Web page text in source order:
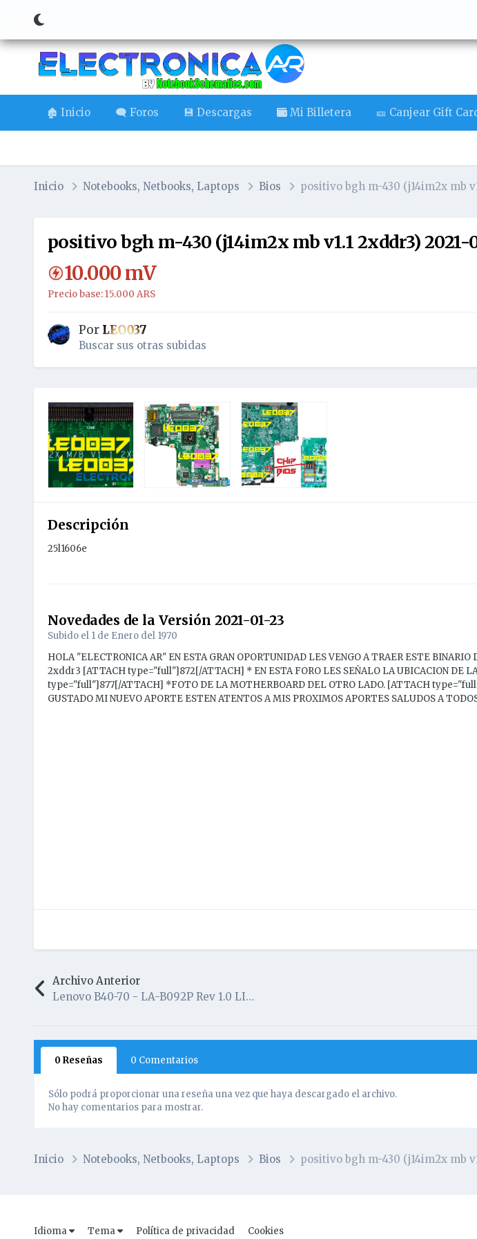
🏚️ Inicio 🗨️ Foros 💾 Descargas Mi Billetera 🎫 Canjear Gift
Inicio Notebooks, Netbooks, Laptops Bios positivo bgh m-430 (j14im2x mb
positivo bgh m-430 (j14im2x mb v1.1 2xddr3) 2021-
10.000mV
Precio base: 15.000 ARS
Por LEO037
Buscar sus otras subidas
Descripción
25l1606e
Novedades de la Versión 2021-01-23
Subido el 1 de Enero del 1970
HOLA "ELECTRONICA AR" EN ESTA GRAN OPORTUNIDAD LES VENGO A TRAER ESTE
2xddr3 [ATTACH type="full"]872[/ATTACH] * EN ESTA FORO LES SEÑALO LA UBICACION DE
type="full"]877[/ATTACH] *FOTO DE LA MOTHERBOARD DEL OTRO LADO. [ATTACH
GUSTADO MI NUEVO APORTE ESTEN ATENTOS A MIS PROXIMOS APORTES SALUDOS A
Archivo Anterior
Lenovo B40-70 - LA-B092P Rev 1.0 LIMPIA by RyC Servicio Tecnico
0 Reseñas 0 Comentarios
Sólo podrá proporcionar una reseña una vez que haya descargado el archivo.
No hay comentarios para mostrar.
Inicio Notebooks, Netbooks, Laptops Bios positivo bgh m-430 (j14im2x mb
Idioma Tema Política de privacidad Cookies